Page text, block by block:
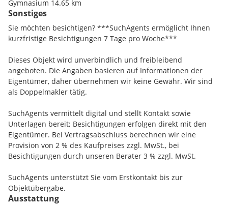
Gymnasium 14.65 km
Hauptschule 5.43 km
Nahversorgung
Einkaufsmöglichkeiten 5.15 km
Gaststätten 2.05 km
Verkehr
Flughafen 9.37 km
Fernbahnhof 4.70 km
Autobahn 1.65 km
Bus 1.44 km
Sonstige
Zentrum 16.04 km
Sonstiges
Sie möchten besichtigen? ***SuchAgents ermöglicht Ihnen
kurzfristige Besichtigungen 7 Tage pro Woche***
Dieses Objekt wird unverbindlich und freibleibend
angeboten. Die Angaben basieren auf Informationen der
Eigentümer, daher übernehmen wir keine Gewähr. Wir sind
als Doppelmakler tätig.
SuchAgents vermittelt digital und stellt Kontakt sowie
Unterlagen bereit; Besichtigungen erfolgen direkt mit den
Eigentümer. Bei Vertragsabschluss berechnen wir eine
Provision von 2 % des Kaufpreises zzgl. MwSt., bei
Besichtigungen durch unseren Berater 3 % zzgl. MwSt.
SuchAgents unterstützt Sie vom Erstkontakt bis zur
Objektübergabe.
Ausstattung